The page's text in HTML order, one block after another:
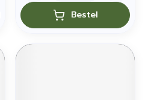
Bestel